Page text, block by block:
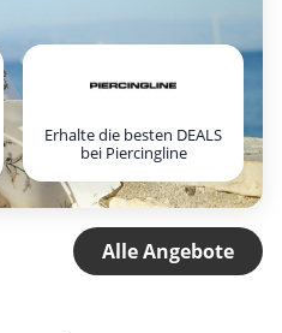
Erhalte die besten DEALS
bei Piercingline
Alle Angebote